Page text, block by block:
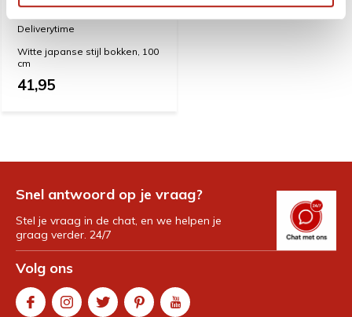
Deliverytime
Witte japanse stijl bokken, 100
cm
41,95
Snel antwoord op je vraag?
Stel je vraag in de chat, en we helpen je
graag verder. 24/7
Volg ons